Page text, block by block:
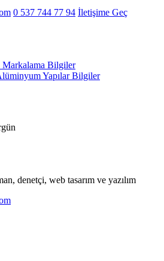
0 537 744 77 94 İletişime Geç
Markalama Bilgiler
Yapılar Bilgiler
denetçi, web tasarım ve yazılım